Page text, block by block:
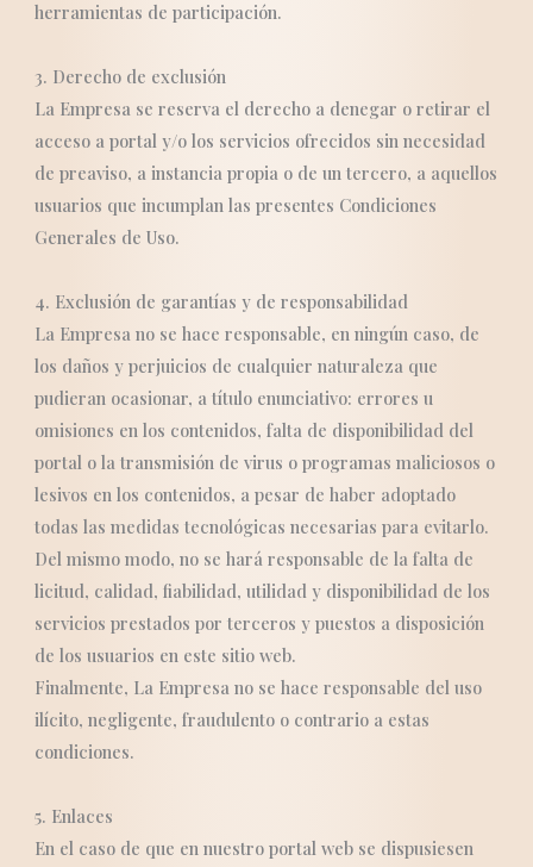
herramientas de participación.
3. Derecho de exclusión
La Empresa se reserva el derecho a denegar o retirar el
acceso a portal y/o los servicios ofrecidos sin necesidad
de preaviso, a instancia propia o de un tercero, a aquellos
usuarios que incumplan las presentes Condiciones
Generales de Uso.
4. Exclusión de garantías y de responsabilidad
La Empresa no se hace responsable, en ningún caso, de
los daños y perjuicios de cualquier naturaleza que
pudieran ocasionar, a título enunciativo: errores u
omisiones en los contenidos, falta de disponibilidad del
portal o la transmisión de virus o programas maliciosos o
lesivos en los contenidos, a pesar de haber adoptado
todas las medidas tecnológicas necesarias para evitarlo.
Del mismo modo, no se hará responsable de la falta de
licitud, calidad, fiabilidad, utilidad y disponibilidad de los
servicios prestados por terceros y puestos a disposición
de los usuarios en este sitio web.
Finalmente, La Empresa no se hace responsable del uso
ilícito, negligente, fraudulento o contrario a estas
condiciones.
5. Enlaces
En el caso de que en nuestro portal web se dispusiesen